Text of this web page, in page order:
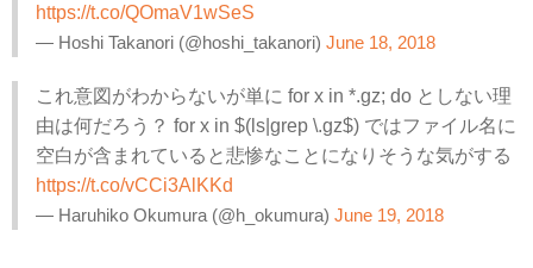
https://t.co/QOmaV1wSeS
— Hoshi Takanori (@hoshi_takanori) June 18, 2018
これ意図がわからないが単に for x in *.gz; do としない理
由は何だろう？ for x in $(ls|grep \.gz$) ではファイル名に
空白が含まれていると悲惨なことになりそうな気がする
https://t.co/vCCi3AlKKd
— Haruhiko Okumura (@h_okumura) June 19, 2018